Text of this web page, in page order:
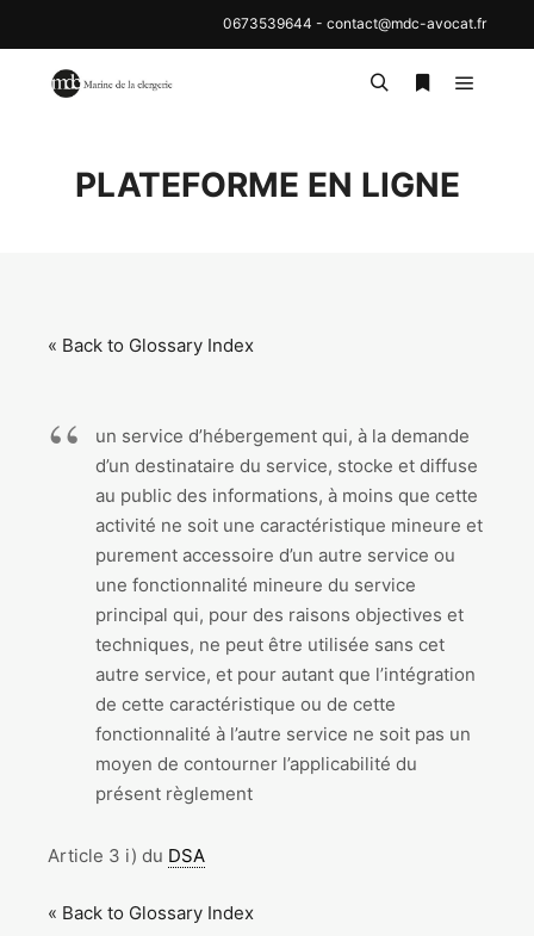
0673539644 - contact@mdc-avocat.fr
PLATEFORME EN LIGNE
« Back to Glossary Index
un service d’hébergement qui, à la demande
d’un destinataire du service, stocke et diffuse
au public des informations, à moins que cette
activité ne soit une caractéristique mineure et
purement accessoire d’un autre service ou
une fonctionnalité mineure du service
principal qui, pour des raisons objectives et
techniques, ne peut être utilisée sans cet
autre service, et pour autant que l’intégration
de cette caractéristique ou de cette
fonctionnalité à l’autre service ne soit pas un
moyen de contourner l’applicabilité du
présent règlement
Article 3 i) du DSA
« Back to Glossary Index